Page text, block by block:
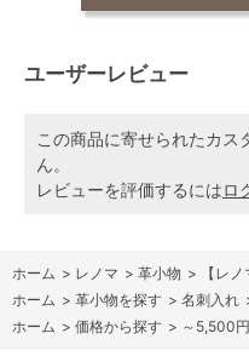
ユーザーレビュー
この商品に寄せられたカス
ん。
レビューを評価するにはロ
ホーム > レノマ > 革小物 >
【レ
ホーム > 革小物を探す > 名刺入れ
ホーム > 価格から探す > ～5,500円